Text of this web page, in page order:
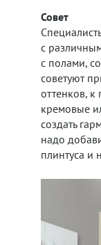
Совет
с
с полами,
советуют
оттенков, к
кремовые
создать
надо
плинтуса и